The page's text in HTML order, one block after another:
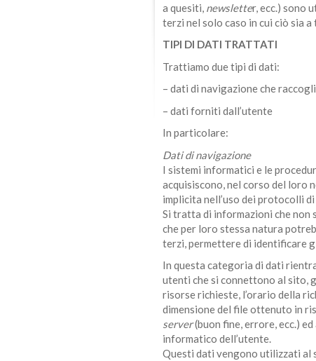
a quesiti, newsletter, ecc.) sono
terzi nel solo caso in cui ciò sia
TIPI DI DATI TRATTATI
Trattiamo due tipi di dati:
– dati di navigazione che
– dati forniti dall’utente
In particolare:
Dati di navigazione
I sistemi informatici e le
acquisiscono, nel corso del loro
implicita nell’uso dei protocolli
Si tratta di informazioni che non
che per loro stessa natura
terzi, permettere di identificare
In questa categoria di dati
utenti che si connettono al sito,
risorse richieste, l’orario della
dimensione del file ottenuto in
server(buon fine, errore, ecc.)
informatico dell’utente.
Questi dati vengono utilizzati al